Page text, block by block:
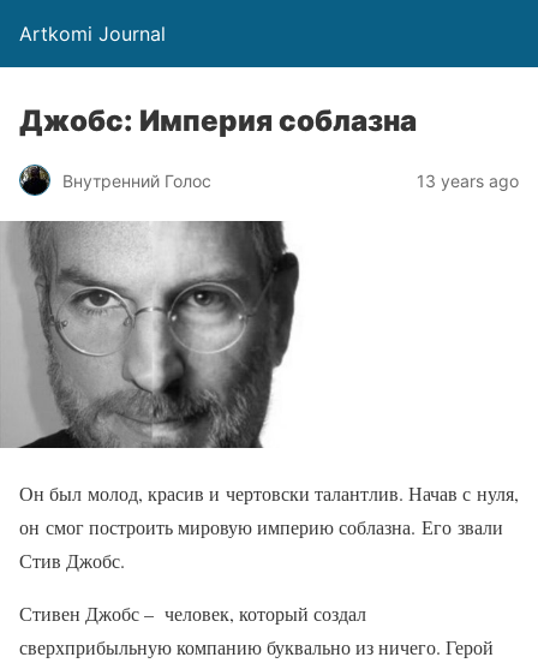
Artkomi Journal
Джобс: Империя соблазна
Внутренний Голос 13 years ago
Он был молод, красив и чертовски талантлив. Начав с нуля,
он смог построить мировую империю соблазна. Его звали
Стив Джобс.
Стивен Джобс – человек, который создал
сверхприбыльную компанию буквально из ничего. Герой